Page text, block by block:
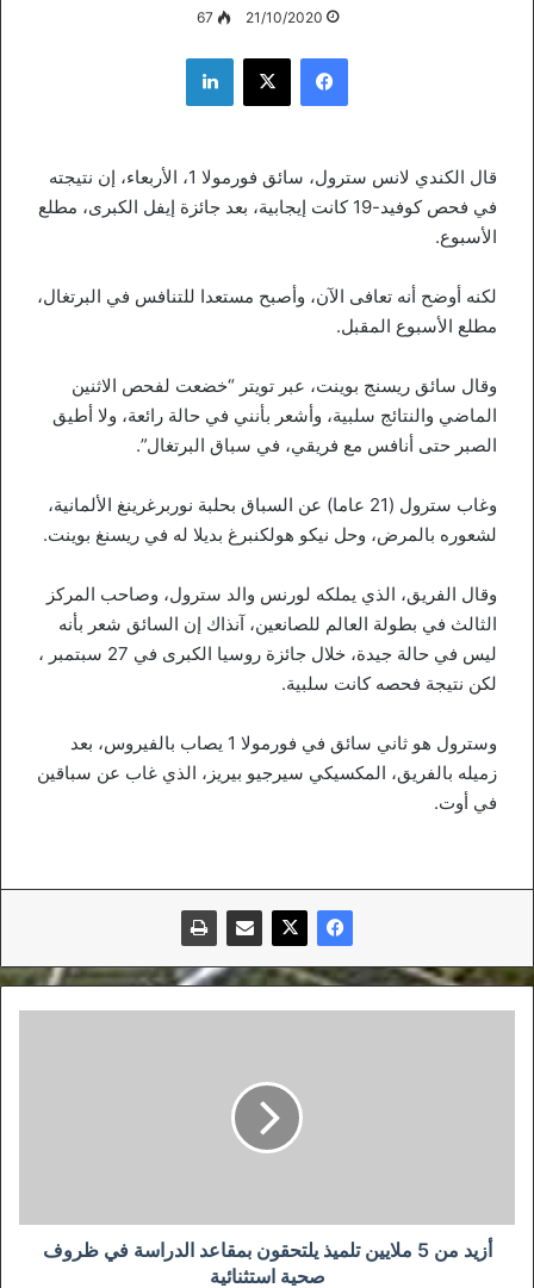
21/10/2020
67
فيسبوك ‫X لينكدإن
قال الكندي لانس سترول، سائق فورمولا 1، الأربعاء، إن نتيجته
في فحص كوفيد-19 كانت إيجابية، بعد جائزة إيفل الكبرى، مطلع
الأسبوع.
لكنه أوضح أنه تعافى الآن، وأصبح مستعدا للتنافس في البرتغال،
مطلع الأسبوع المقبل.
وقال سائق ريسنج بوينت، عبر تويتر “خضعت لفحص الاثنين
الماضي والنتائج سلبية، وأشعر بأنني في حالة رائعة، ولا أطيق
الصبر حتى أنافس مع فريقي، في سباق البرتغال”.
وغاب سترول (21 عاما) عن السباق بحلبة نوربرغرينغ الألمانية،
لشعوره بالمرض، وحل نيكو هولكنبرغ بديلا له في ريسنغ بوينت.
وقال الفريق، الذي يملكه لورنس والد سترول، وصاحب المركز
الثالث في بطولة العالم للصانعين، آنذاك إن السائق شعر بأنه
ليس في حالة جيدة، خلال جائزة روسيا الكبرى في 27 سبتمبر ،
لكن نتيجة فحصه كانت سلبية.
وسترول هو ثاني سائق في فورمولا 1 يصاب بالفيروس، بعد
زميله بالفريق، المكسيكي سيرجيو بيريز، الذي غاب عن سباقين
في أوت.
في
ظروف
أزيد من 5 ملايين تلميذ يلتحقون بمقاعد الدراسة في ظروف
صحية استثنائية